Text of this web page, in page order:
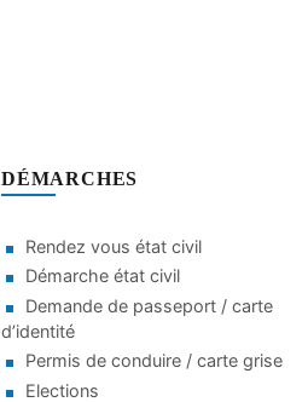
DÉMARCHES
Rendez vous état civil
Démarche état civil
Demande de passeport / carte
d’identité
Permis de conduire / carte grise
Elections